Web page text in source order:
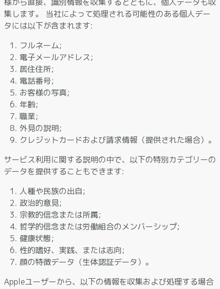
集します。 当社によって処理される可能性のある個人デー
タには以下が含まれます:
フルネーム;
電子メールアドレス;
居住住所;
電話番号;
お客様の写真;
年齢;
職業;
外見の説明;
クレジットカードおよび請求情報（提供された場合）。
サービス利用に関する説明の中で、以下の特別カテゴリーの
データを提供することもできます:
人種や民族の出自;
政治的意見;
宗教的信念または所属;
哲学的信念または労働組合のメンバーシップ;
健康状態;
性的嗜好、実践、または志向;
顔の特徴データ（生体認証データ）。
Appleユーザーから、以下の情報を収集および処理する場合